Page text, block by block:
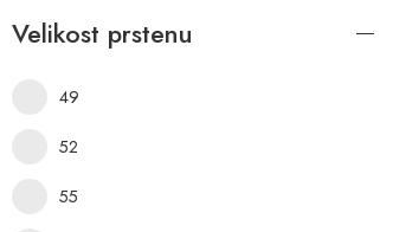
Velikost prstenu
49
52
55